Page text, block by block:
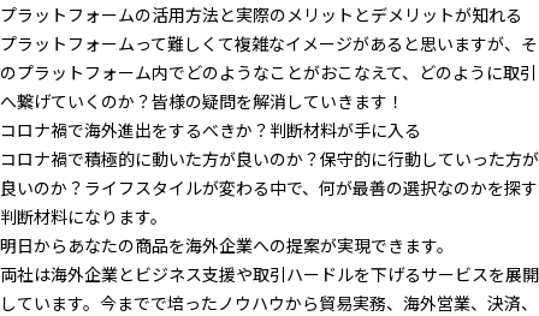
プラットフォームの活用方法と実際のメリットとデメリットが知れる
プラットフォームって難しくて複雑なイメージがあると思いますが、そ
のプラットフォーム内でどのようなことがおこなえて、どのように取引
へ繋げていくのか？皆様の疑問を解消していきます！
コロナ禍で海外進出をするべきか？判断材料が手に入る
コロナ禍で積極的に動いた方が良いのか？保守的に行動していった方が
良いのか？ライフスタイルが変わる中で、何が最善の選択なのかを探す
判断材料になります。
明日からあなたの商品を海外企業への提案が実現できます。
両社は海外企業とビジネス支援や取引ハードルを下げるサービスを展開
しています。今までで培ったノウハウから貿易実務、海外営業、決済、